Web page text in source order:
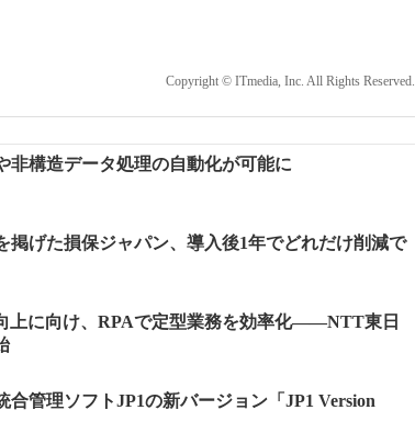
Copyright © ITmedia, Inc. All Rights Reserved.
非構造データ処理の自動化が可能に
掲げた損保ジャパン、導入後1年でどれだけ削減で
上に向け、RPAで定型業務を効率化――NTT東日
合管理ソフトJP1の新バージョン「JP1 Version